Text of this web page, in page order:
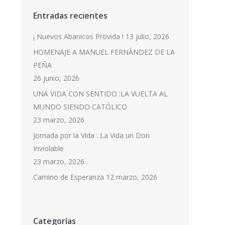
Entradas recientes
¡ Nuevos Abanicos Provida ! 13 julio, 2026
HOMENAJE A MANUEL FERNÁNDEZ DE LA
PEÑA
26 junio, 2026
UNA VIDA CON SENTIDO :LA VUELTA AL
MUNDO SIENDO CATÓLICO
23 marzo, 2026
Jornada por la Vida : La Vida un Don
Inviolable
23 marzo, 2026
Camino de Esperanza 12 marzo, 2026
Categorías